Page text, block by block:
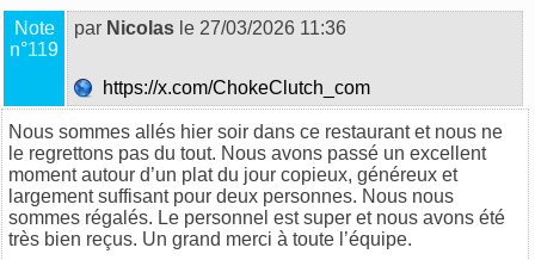
Note
n°119
par Nicolas le 27/03/2026 11:36
https://x.com/ChokeClutch_com
Nous sommes allés hier soir dans ce restaurant et nous ne
le regrettons pas du tout. Nous avons passé un excellent
moment autour d’un plat du jour copieux, généreux et
largement suffisant pour deux personnes. Nous nous
sommes régalés. Le personnel est super et nous avons été
très bien reçus. Un grand merci à toute l’équipe.